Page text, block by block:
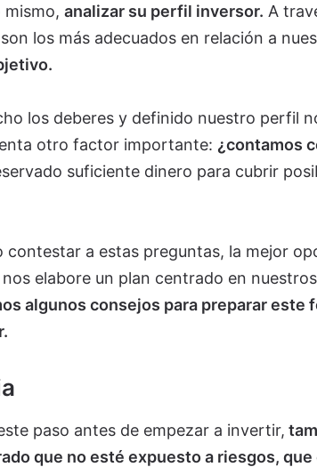
mismo, analizar su perfil inversor. A
los más adecuados en relación a
los deberes y definido nuestro perfil
otro factor importante: ¿contamos
suficiente dinero para cubrir
contestar a estas preguntas, la mejor
nos elabore un plan centrado en nuestros
algunos consejos para preparar este
paso antes de empezar a invertir,
que no esté expuesto a riesgos, que